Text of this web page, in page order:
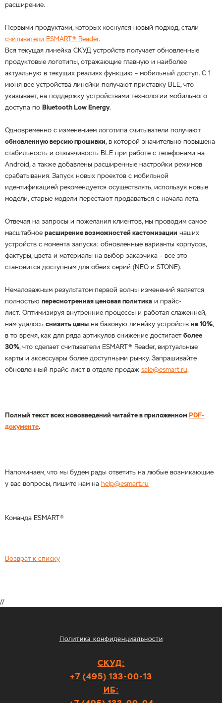
расширение.
Первыми продуктами, которых коснулся новый подход, стали
считыватели ESMART® Reader.
Вся текущая линейка СКУД устройств получает обновленные
продуктовые логотипы, отражающие главную и наиболее
актуальную в текущих реалиях функцию – мобильный доступ. С 1
июня все устройства линейки получают приставку BLE, что
указывает, на поддержку устройствами технологии мобильного
доступа по Bluetooth Low Energy.
Одновременно с изменением логотипа считыватели получают
обновленную версию прошивки, в которой значительно повышена
стабильность и отзывчивость BLE при работе с телефонами на
Android, а также добавлены расширенные настройки режимов
срабатывания. Запуск новых проектов с мобильной
идентификацией рекомендуется осуществлять, используя новые
модели, старые модели перестают продаваться с начала лета.
Отвечая на запросы и пожелания клиентов, мы проводим самое
масштабное расширение возможностей кастомизации наших
устройств с момента запуска: обновленные варианты корпусов,
фактуры, цвета и материалы на выбор заказчика – все это
становится доступным для обеих серий (NEO и STONE).
Немаловажным результатом первой волны изменений является
полностью пересмотренная ценовая политика и прайс-
лист. Оптимизируя внутренние процессы и работая слаженней,
нам удалось снизить цены на базовую линейку устройств на 10%,
в то время, как для ряда артикулов снижение достигаетболее
30%, что сделает считыватели ESMART® Reader, виртуальные
карты и аксессуары более доступными рынку. Запрашивайте
обновленный прайс-лист в отделе продаж sale@esmart.ru.
Полный текст всех нововведений читайте в приложенном PDF-
документе.
Напоминаем, что мы будем рады ответить на любые возникающие
у вас вопросы, пишите нам на help@esmart.ru
Команда ESMART®
Возврат к списку
Политика конфиденциальности
СКУД:
+7 (495) 133-00-13
ИБ:
//